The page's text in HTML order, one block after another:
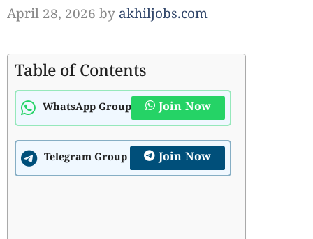
April 28, 2026 by akhiljobs.com
Table of Contents
WhatsApp Group Join Now
Telegram Group Join Now